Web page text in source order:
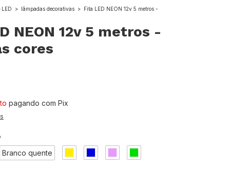
> lâmpadas decorativas > Fita LED NEON 12v 5 metros -
NEON 12v 5 metros -
cores
pagando com Pix
Branco quente